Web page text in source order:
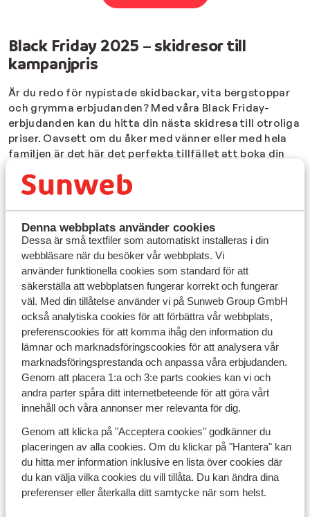
Denna webbplats använder cookies
Dessa är små textfiler som automatiskt installeras i din
webbläsare när du besöker vår webbplats. Vi
använder funktionella cookies som standard för att
säkerställa att webbplatsen fungerar korrekt och fungerar
väl. Med din tillåtelse använder vi på Sunweb Group GmbH
också analytiska cookies för att förbättra vår webbplats,
preferenscookies för att komma ihåg den information du
lämnar och marknadsföringscookies för att analysera vår
marknadsföringsprestanda och anpassa våra erbjudanden.
Genom att placera 1:a och 3:e parts cookies kan vi och
andra parter spåra ditt internetbeteende för att göra vårt
innehåll och våra annonser mer relevanta för dig.
Genom att klicka på "Acceptera cookies" godkänner du
placeringen av alla cookies. Om du klickar på "Hantera" kan
du hitta mer information inklusive en lista över cookies där
du kan välja vilka cookies du vill tillåta. Du kan ändra dina
preferenser eller återkalla ditt samtycke när som helst.
Black Friday 2025 – skidresor till
kampanjpris
Är du redo för nypistade skidbackar, vita bergstoppar
och grymma erbjudanden? Med våra Black Friday-
erbjudanden kan du hitta din nästa skidresa till otroliga
priser. Oavsett om du åker med vänner eller med hela
familjen är det här det perfekta tillfället att boka din
Vart kan du resa med våra Black Friday-
erbjudanden?
bland annat upptäcka vackra destinationer i
FrankrikeochSchweiz. Njut av mil efter mil av pister,
mysiga chalets och härlig afterski. Oavsett om du
väljer ett lyxigt hotell i Frankrike eller en ombonad
chalet i Italien hittar du alltid en skidresa som passar
just dig hos Sunweb.
Boka din skidresa billigare under Black Friday
Vänta inte för länge, de populäraste skidresorna blir
snabbt fullbokade. Boka din skidsemester under Black
Friday 2025 och se fram emot dagar fyllda av snö, sol
och varm choklad. Utforska alla våra skidresor och
Sunweb